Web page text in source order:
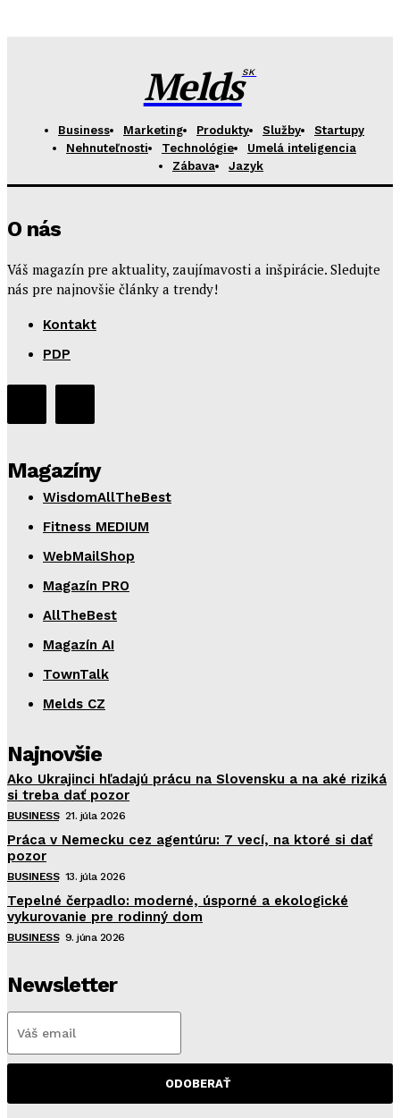
MeldsSK
Business Marketing Produkty Služby
Startupy
Nehnuteľnosti
Technológie
Umelá inteligencia
Zábava
Jazyk
O nás
Váš magazín pre aktuality, zaujímavosti a inšpirácie. Sledujte
nás pre najnovšie články a trendy!
Kontakt
PDP
Magazíny
WisdomAllTheBest
Fitness MEDIUM
WebMailShop
Magazín PRO
AllTheBest
Magazín AI
TownTalk
Melds CZ
Najnovšie
Ako Ukrajinci hľadajú prácu na Slovensku a na aké riziká
si treba dať pozor
BUSINESS 21. júla 2026
Práca v Nemecku cez agentúru: 7 vecí, na ktoré si dať
pozor
BUSINESS 13. júla 2026
Tepelné čerpadlo: moderné, úsporné a ekologické
vykurovanie pre rodinný dom
BUSINESS 9. júna 2026
Newsletter
ODOBERAŤ